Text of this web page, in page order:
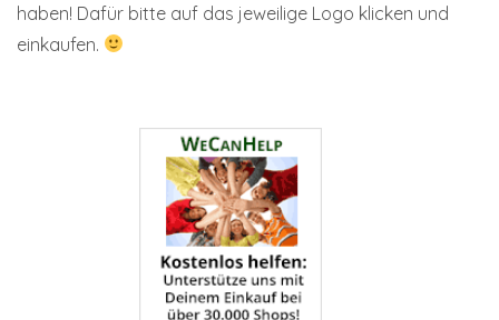
haben! Dafür bitte auf das jeweilige Logo klicken und
einkaufen.